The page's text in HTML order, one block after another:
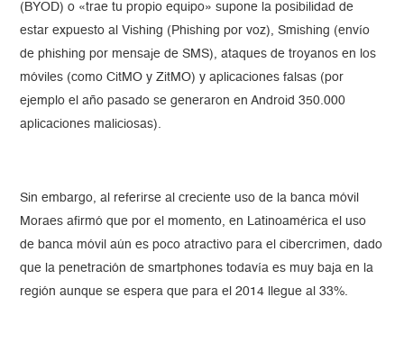
(BYOD) o «trae tu propio equipo» supone la posibilidad de
estar expuesto al Vishing (Phishing por voz), Smishing (envío
de phishing por mensaje de SMS), ataques de troyanos en los
móviles (como CitMO y ZitMO) y aplicaciones falsas (por
ejemplo el año pasado se generaron en Android 350.000
aplicaciones maliciosas).
Sin embargo, al referirse al creciente uso de la banca móvil
Moraes afirmó que por el momento, en Latinoamérica el uso
de banca móvil aún es poco atractivo para el cibercrimen, dado
que la penetración de smartphones todavía es muy baja en la
región aunque se espera que para el 2014 llegue al 33%.